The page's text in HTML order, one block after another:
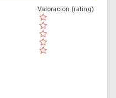
( )
( )
( )
( )
( )
Valoración (rating)